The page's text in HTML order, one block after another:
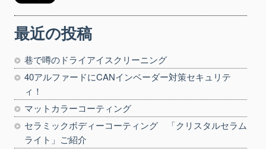
最近の投稿
巷で噂のドライアイスクリーニング
40アルファードにCANインベーダー対策セキュリテ
ィ！
マットカラーコーティング
セラミックボディーコーティング 「クリスタルセラム
ライト」ご紹介